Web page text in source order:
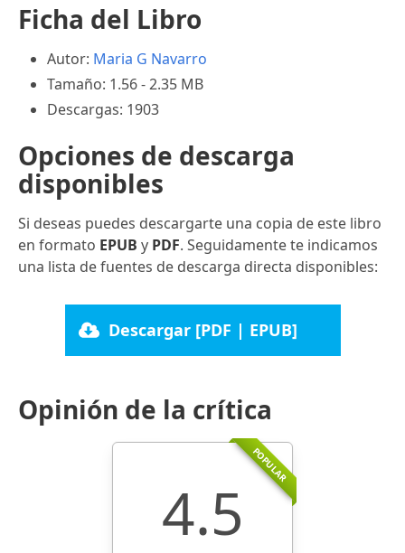
Ficha del Libro
Autor: Maria G Navarro
Tamaño: 1.56 - 2.35 MB
Descargas: 1903
Opciones de descarga
disponibles
Si deseas puedes descargarte una copia de este libro
en formato EPUB y PDF. Seguidamente te indicamos
una lista de fuentes de descarga directa disponibles:
Descargar [PDF | EPUB]
Opinión de la crítica
POPULAR
4.5